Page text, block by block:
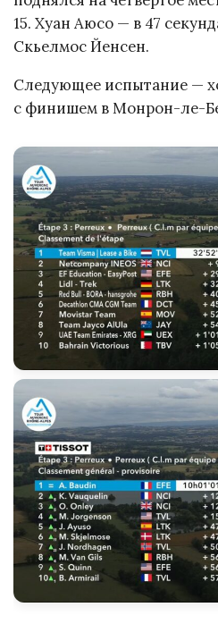
15. Хуан Аюсо — в 47
Скьелмос Йенсен.
Следующее испытание —
с финишем в Монрон-ле-